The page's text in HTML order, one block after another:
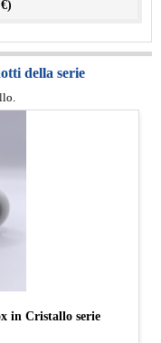
)
della serie
in Cristallo serie